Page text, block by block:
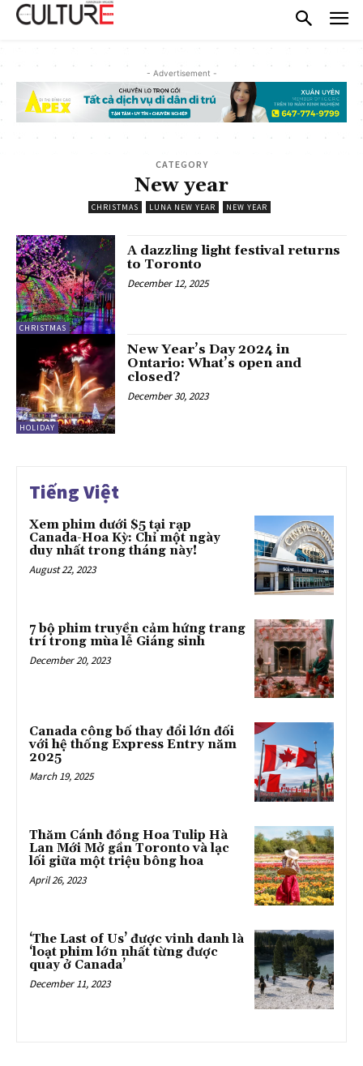
- Advertisement -
CATEGORY
New year
CHRISTMAS LUNA NEW YEAR NEW YEAR
CHRISTMAS
A dazzling light festival returns
to Toronto
December 12, 2025
HOLIDAY
New Year’s Day 2024 in
Ontario: What’s open and
closed?
December 30, 2023
Tiếng Việt
Xem phim dưới $5 tại rạp
Canada-Hoa Kỳ: Chỉ một ngày
duy nhất trong tháng này!
August 22, 2023
7 bộ phim truyền cảm hứng trang
trí trong mùa lễ Giáng sinh
December 20, 2023
Canada công bố thay đổi lớn đối
với hệ thống Express Entry năm
2025
March 19, 2025
Thăm Cánh đồng Hoa Tulip Hà
Lan Mới Mở gần Toronto và lạc
lối giữa một triệu bông hoa
April 26, 2023
‘The Last of Us’ được vinh danh là
‘loạt phim lớn nhất từng được
quay ở Canada’
December 11, 2023